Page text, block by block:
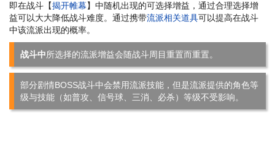
即在战斗【揭开帷幕】中随机出现的可选择增益，通过合理选择增
益可以大大降低战斗难度。通过携带流派相关道具可以提高在战斗
中该流派出现的概率。
战斗中所选择的流派增益会随战斗周目重置而重置。
部分剧情BOSS战斗中会禁用流派技能，但是流派提供的角色等
级与技能（如普攻、信号球、三消、必杀）等级不受影响。